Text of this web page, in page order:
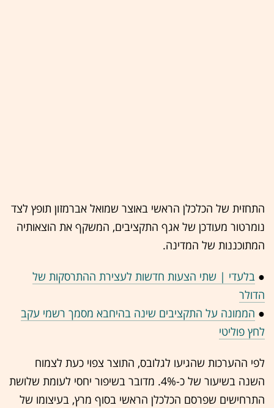
התחזית של הכלכלן הראשי באוצר שמואל אברמזון תופץ לצד
נומרטור מעודכן של אגף התקציבים, המשקף את הוצאותיה
המתוכננות של המדינה.
● בלעדי | שתי הצעות חדשות לעצירת ההתרסקות של
הדולר
● הממונה על התקציבים שינה בהיחבא מסמך רשמי עקב
לחץ פוליטי
לפי ההערכות שהגיעו לגלובס, התוצר צפוי כעת לצמוח
השנה בשיעור של כ-4%. מדובר בשיפור יחסי לעומת שלושת
התרחישים שפרסם הכלכלן הראשי בסוף מרץ, בעיצומו של